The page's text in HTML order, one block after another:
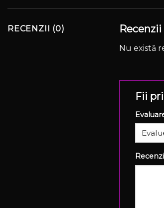
RECENZII (0) Recenzii
Nu există
Fii